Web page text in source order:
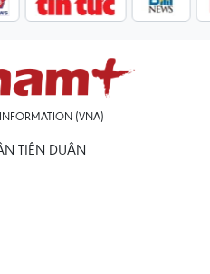
(VNA)
TIÊN DUÂN